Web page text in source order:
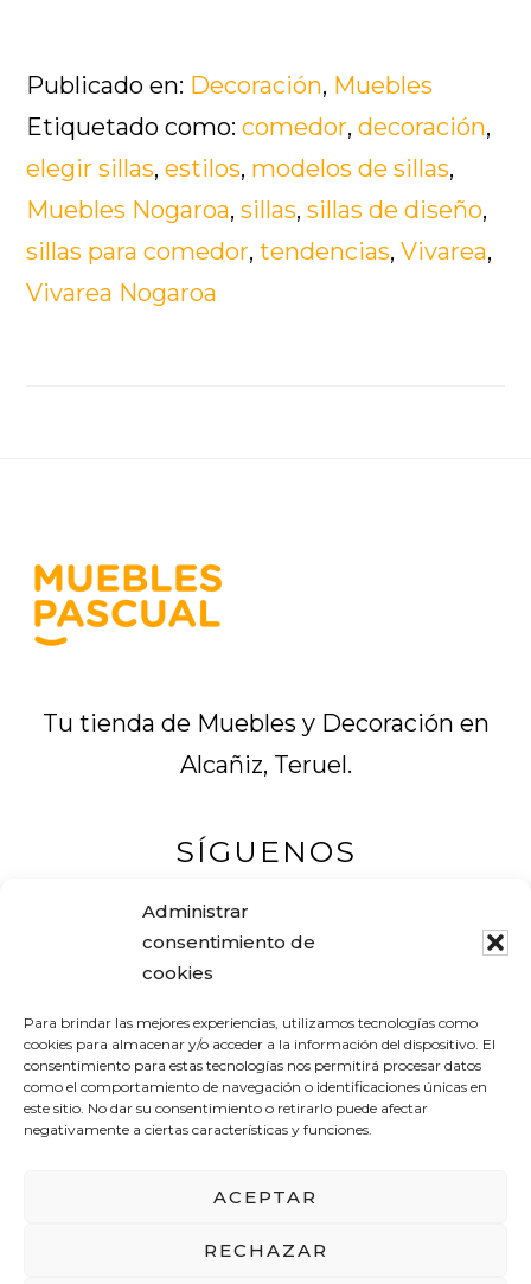
Administrar
consentimiento de
cookies
Para brindar las mejores experiencias, utilizamos tecnologías como
cookies para almacenar y/o acceder a la información del dispositivo. El
consentimiento para estas tecnologías nos permitirá procesar datos
como el comportamiento de navegación o identificaciones únicas en
este sitio. No dar su consentimiento o retirarlo puede afectar
negativamente a ciertas características y funciones.
ACEPTAR
RECHAZAR
Publicado en: Decoración, Muebles
Etiquetado como:comedor,decoración,
elegir sillas,estilos, modelos de sillas,
Muebles Nogaroa,sillas,sillas de diseño,
sillas para comedor,tendencias,Vivarea,
Vivarea Nogaroa
Tu tienda de Muebles y Decoración en
Alcañiz, Teruel.
SÍGUENOS
Tel. +34 978 83 12 16
Avenida Aragón, 19
44600 ALCAÑIZ (Teruel) – España
POLÍTICA DE PRIVACIDAD